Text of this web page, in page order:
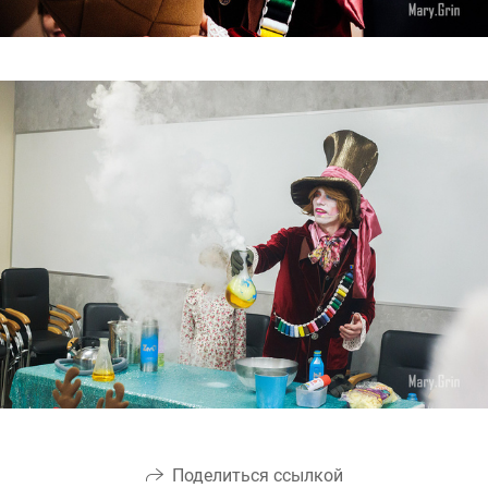
Поделиться ссылкой